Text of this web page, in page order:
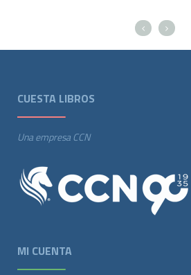
CUESTA LIBROS
Una empresa CCN
MI CUENTA